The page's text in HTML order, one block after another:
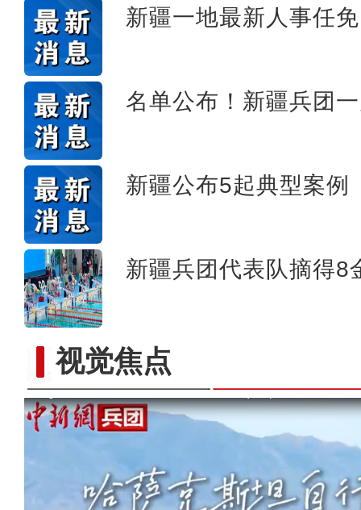
新疆一地最新人事任免
名单公布！新疆兵团
新疆公布5起典型案例
新疆兵团代表队摘得8
视觉焦点